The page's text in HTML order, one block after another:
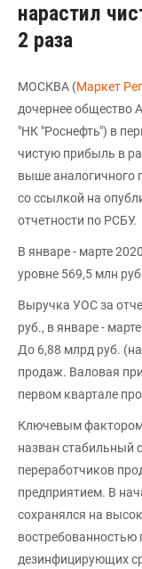
нарастил
2 раза
МОСКВА (Маркет
дочернее общество
"НК "Роснефть") в
чистую прибыль в
выше аналогичного
со ссылкой на
отчетности по РСБУ.
В январе - марте
уровне 569,5 млн руб.
Выручка УОС за
руб., в январе -
До 6,88 млрд руб.
продаж. Валовая
первом квартале
Ключевым фактором
назван стабильный
переработчиков
предприятием. В
сохранялся на
востребованностью
дезинфицирующих